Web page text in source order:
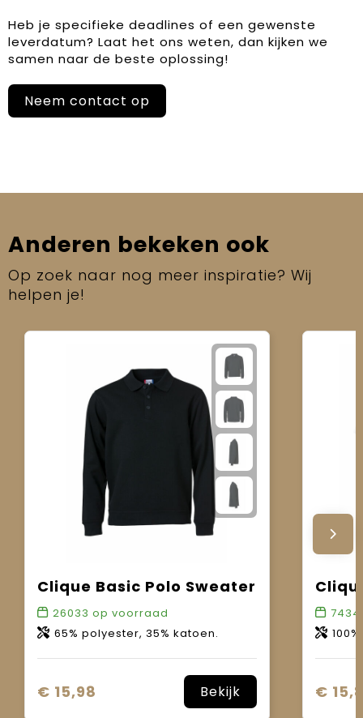
Heb je specifieke deadlines of een gewenste
leverdatum? Laat het ons weten, dan kijken we
samen naar de beste oplossing!
Neem contact op
Anderen bekeken ook
Op zoek naar nog meer inspiratie? Wij
helpen je!
Clique Basic Polo Sweater
26033 op voorraad
65% polyester, 35% katoen.
€ 15,98 Bekijk
7434
€